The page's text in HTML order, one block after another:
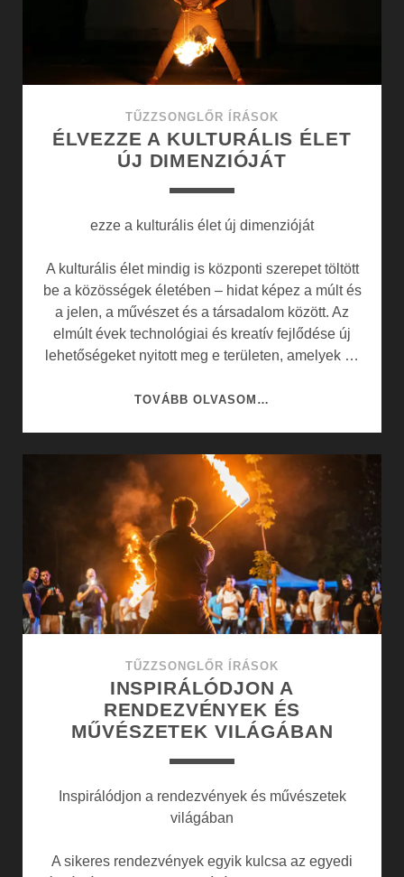
TŰZZSONGLŐR ÍRÁSOK
ÉLVEZZE A KULTURÁLIS ÉLET
ÚJ DIMENZIÓJÁT
ezze a kulturális élet új dimenzióját
A kulturális élet mindig is központi szerepet töltött
be a közösségek életében – hidat képez a múlt és
a jelen, a művészet és a társadalom között. Az
elmúlt évek technológiai és kreatív fejlődése új
lehetőségeket nyitott meg e területen, amelyek …
TOVÁBB OLVASOM…
ÚJ
DIMENZIÓJÁT
TŰZZSONGLŐR ÍRÁSOK
INSPIRÁLÓDJON A
RENDEZVÉNYEK ÉS
MŰVÉSZETEK VILÁGÁBAN
Inspirálódjon a rendezvények és művészetek
világában
A sikeres rendezvények egyik kulcsa az egyedi